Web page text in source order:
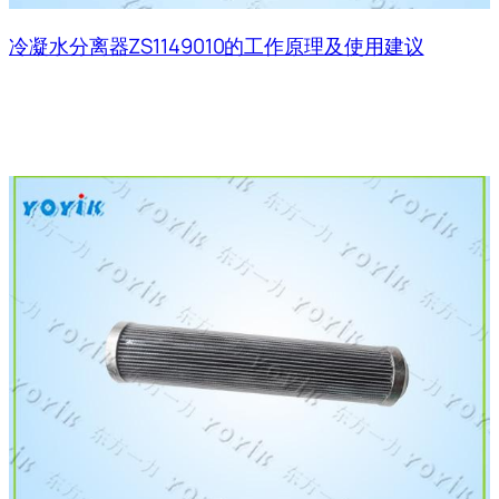
冷凝水分离器ZS1149010的工作原理及使用建议